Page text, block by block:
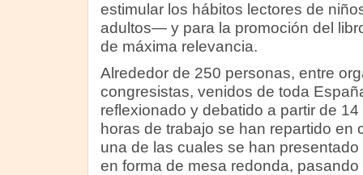
estimular los hábitos lectores de
adultos— y para la promoción del
de máxima relevancia.
Alrededor de 250 personas, entre
congresistas, venidos de toda
reflexionado y debatido a partir de
horas de trabajo se han repartido en
una de las cuales se han
en forma de mesa redonda,